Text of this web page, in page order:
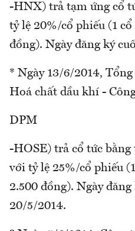
-HNX) trả tạm ứng cổ
tỷ lệ 20%/cổ phiếu (1
đồng). Ngày đăng ký
* Ngày 13/6/2014,
Hoá chất dầu khí -
DPM
-HOSE) trả cổ tức
với tỷ lệ 25%/cổ phiếu
2.500 đồng). Ngày
20/5/2014.